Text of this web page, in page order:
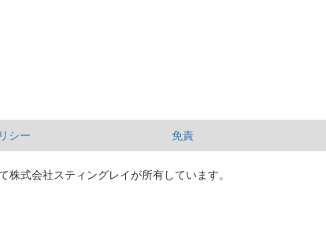
シー 免責
式会社スティングレイが所有しています。